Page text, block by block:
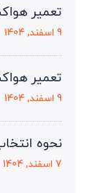
تعمیر
9 اسفند, 1404
تعمیر
9 اسفند, 1404
نحوه
7 اسفند, 1404